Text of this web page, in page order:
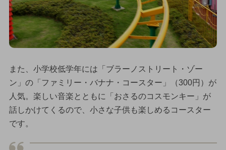
また、小学校低学年には「ブラーノストリート・ゾー
ン」の「ファミリー・バナナ・コースター」（300円）が
人気。楽しい音楽とともに「おさるのコスモンキー」が
話しかけてくるので、小さな子供も楽しめるコースター
です。